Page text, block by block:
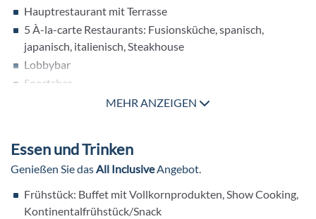
Hauptrestaurant mit Terrasse
5 À-la-carte Restaurants: Fusionsküche, spanisch,
japanisch, italienisch, Steakhouse
Lobbybar
Sportsbar
Pools
3 Pools Outdoor
1 Kinderpool
MEHR ANZEIGEN
Essen und Trinken
Genießen Sie dasAll InclusiveAngebot.
Frühstück: Buffet mit Vollkornprodukten, Show Cooking,
Kontinentalfrühstück/Snack